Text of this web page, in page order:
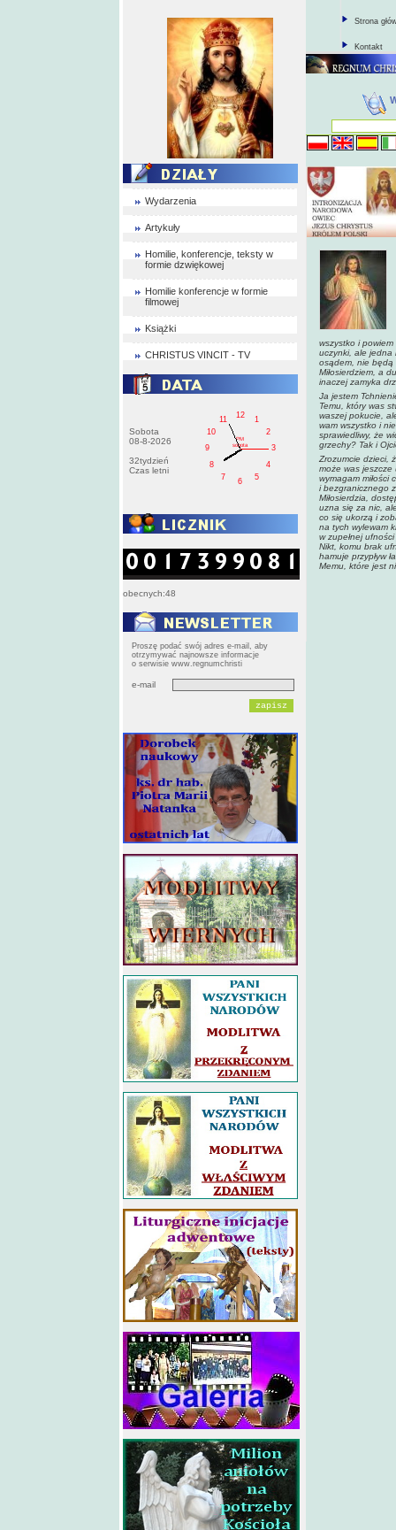
Wydarzenia
Artykuły
Homilie, konferencje, teksty w
formie dzwiękowej
Homilie konferencje w formie
filmowej
Książki
CHRISTUS VINCIT - TV
Sobota
08-8-2026
32tydzień
Czas letni
1
2
3
4
5
6
7
8
9
10
11
12
PM
sobota
obecnych:48
Proszę podać swój adres e-mail, aby
otrzymywać najnowsze informacje
o serwisie www.regnumchristi
e-mail
Strona
Kontakt
wszystko i
uczynki, ale jedna
osądem, nie będą
Miłosierdziem, a
inaczej zamyka
Ja jestem
Temu, który was
waszej pokucie,
wam wszystko i
sprawiedliwy, że
grzechy? Tak i
Zrozumcie dzieci,
może was jeszcze
wymagam miłości
i bezgranicznego
Miłosierdzia,
uzna się za nic,
co się ukorzą i
na tych wylewam
w zupełnej
Nikt, komu brak
hamuje przypływ
Memu, które jest